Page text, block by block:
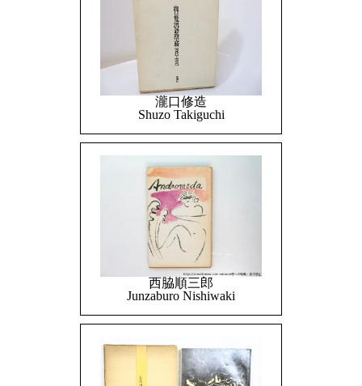
瀧口修造
Shuzo Takiguchi
西脇順三郎
Junzaburo Nishiwaki